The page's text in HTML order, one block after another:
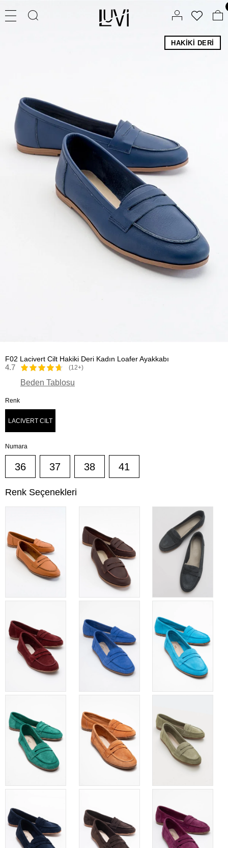
HAKIKI DERI
F02 Lacivert Cilt Hakiki Deri Kadın Loafer Ayakkabı
4.7 (12+)
Beden Tablosu
Renk
LACIVERT CILT
Numara
36 37 38 41
Renk Seçenekleri